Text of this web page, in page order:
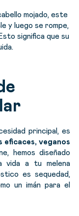
mojado, este
y luego se rompe,
significa que su
principal, es
eficaces, veganos
hemos diseñado
vida a tu melena
es sequedad,
un imán para el